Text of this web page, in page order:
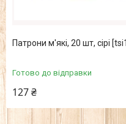
Патрони м'які, 20 шт, сірі
Готово до відправки
127 ₴